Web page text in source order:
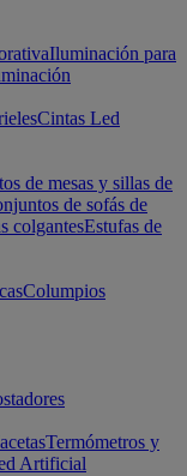
Iluminación para
Cintas Led
de mesas y sillas de
de sofás de
colgantesEstufas de
Columpios
Termómetros y
Artificial